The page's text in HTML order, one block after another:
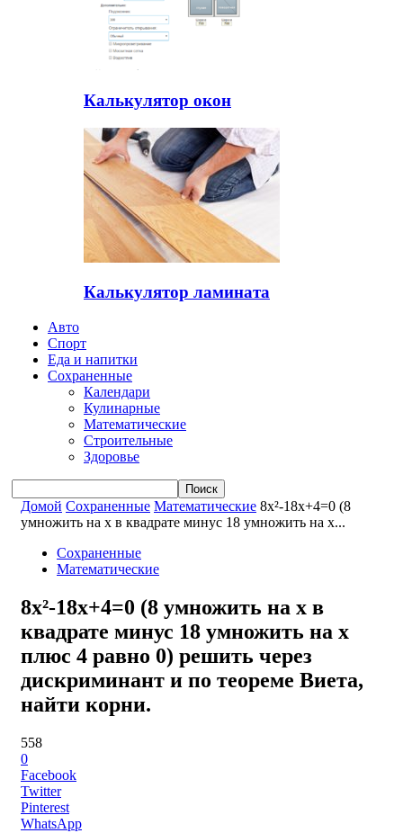
Калькулятор окон
Калькулятор ламината
Авто
Спорт
Еда и напитки
Сохраненные
Календари
Кулинарные
Математические
Строительные
Здоровье
Домой Сохраненные Математические 8x²-18x+4=0 (8
умножить на x в квадрате минус 18 умножить на x...
Сохраненные
Математические
8x²-18x+4=0 (8 умножить на x в
квадрате минус 18 умножить на x
плюс 4 равно 0) решить через
дискриминант и по теореме Виета,
найти корни.
558
0
Facebook
Twitter
Pinterest
WhatsApp